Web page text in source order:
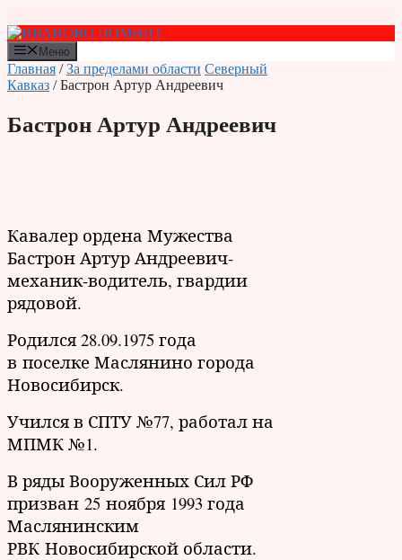
к
содержимому
Меню
Главная /За пределами области Северный
Кавказ / Бастрон Артур Андреевич
Бастрон Артур Андреевич
Кавалер ордена Мужества
Бастрон Артур Андреевич-
механик-водитель, гвардии
рядовой.
Родился 28.09.1975 года
в поселке Маслянино города
Новосибирск.
Учился в СПТУ №77, работал на
МПМК №1.
В ряды Вооруженных Сил РФ
призван 25 ноября 1993 года
Маслянинским
РВК Новосибирской области.